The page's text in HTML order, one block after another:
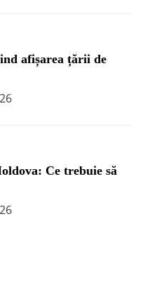
afișarea țării de
Ce trebuie să